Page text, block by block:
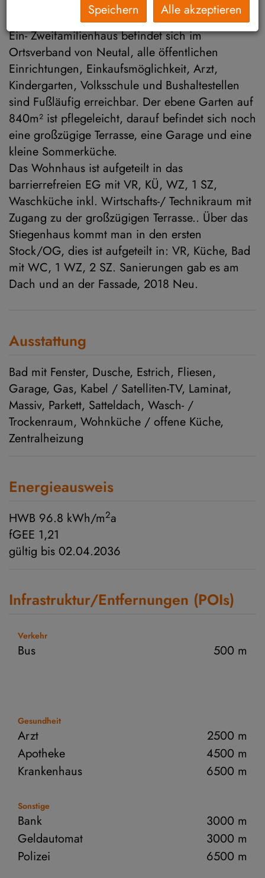
ERFOLGREICH VERKAUFT -Dieses gepflegte
Ein- Zweifamilienhaus befindet sich im
Ortsverband von Neutal, alle öffentlichen
Einrichtungen, Einkaufsmöglichkeit, Arzt,
Kindergarten, Volksschule und Bushaltestellen
sind Fußläufig erreichbar. Der ebene Garten auf
840m² ist pflegeleicht, darauf befindet sich noch
eine großzügige Terrasse, eine Garage und eine
kleine Sommerküche.
Das Wohnhaus ist aufgeteilt in das
barrierrefreien EG mit VR, KÜ, WZ, 1 SZ,
Waschküche inkl. Wirtschafts-/ Technikraum mit
Zugang zu der großzügigen Terrasse.. Über das
Stiegenhaus kommt man in den ersten
Stock/OG, dies ist aufgeteilt in: VR, Küche, Bad
mit WC, 1 WZ, 2 SZ. Sanierungen gab es am
Dach und an der Fassade, 2018 Neu.
Ausstattung
Bad mit Fenster Dusche Estrich Fliesen
Garage Gas Kabel / Satelliten-TV Laminat
Massiv Parkett Satteldach Wasch- /
Trockenraum Wohnküche / offene Küche
Zentralheizung
Energieausweis
HWB 96.8 kWh/m2a
fGEE 1,21
gültig bis 02.04.2036
Infrastruktur/Entfernungen (POIs)
Verkehr
Bus 500 m
Gesundheit
Arzt
2500 m
Apotheke
4500 m
Krankenhaus
6500 m
Sonstige
Bank
3000 m
Geldautomat
3000 m
Polizei
6500 m
Speichern Alle akzeptieren